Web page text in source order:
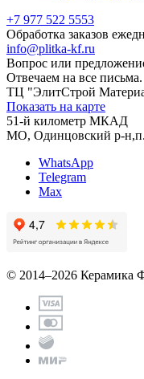
+7 977 522 5553
Обработка заказов
info@plitka-kf.ru
Вопрос или
Отвечаем на все письма.
ТЦ "ЭлитСтрой
Показать на карте
51-й километр МКАД
МО, Одинцовский р-н,п.
WhatsApp
Telegram
Max
© 2014–2026 Керамика